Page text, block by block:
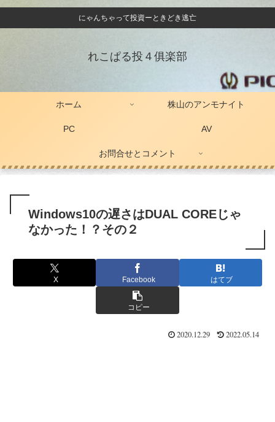
にゃんちゃって投資ーときどき逃亡
れこぱる投４俱楽部
ホーム 株山のアンモナイト
PC AV
お問合せとコメント
Windows10の遅さはDUAL COREじゃ
なかった！？その２
X Facebook はてブ
コピー
2020.12.29 2022.05.14